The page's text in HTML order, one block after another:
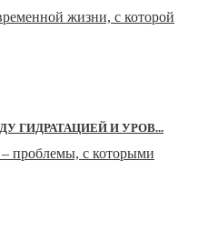
жизни, с которой
ГИДРАТАЦИЕЙ И УРОВ...
– проблемы, с которыми